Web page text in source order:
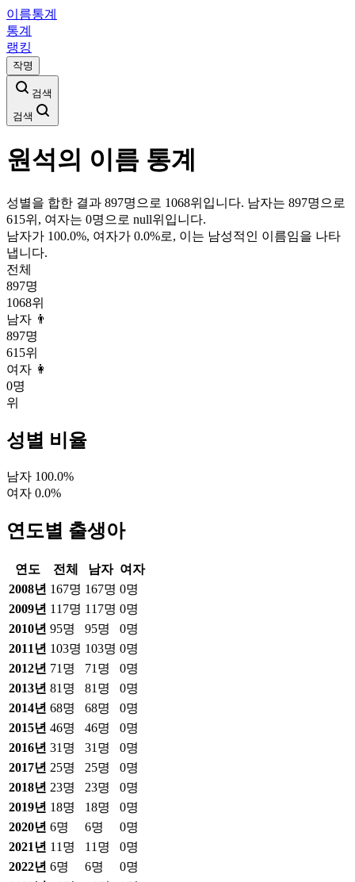
이름통계
통계
랭킹
작명
검색
검색
원석의 이름 통계
성별을 합한 결과 897명으로 1068위입니다. 남자는 897명으로
615위, 여자는 0명으로 null위입니다.
남자가 100.0%, 여자가 0.0%로, 이는 남성적인 이름임을 나타
냅니다.
전체
897명
1068위
남자 👨
897명
615위
여자 👩
0명
위
성별 비율
남자 100.0%
여자 0.0%
연도별 출생아
연도 전체 남자 여자
2008년 167명 167명 0명
2009년 117명 117명 0명
2010년 95명 95명 0명
2011 년 103명 103명 0명
2012년 71 명 71 명 0명
2013년 81 명 81 명 0명
2014년 68명 68명 0명
2015년 46명 46명 0명
2016년 31 명 31 명 0명
2017년 25명 25명 0명
2018년 23명 23명 0명
2019년 18명 18명 0명
2020년 6명 6명 0명
2021 년 11 명 11 명 0명
2022년 6명 6명 0명